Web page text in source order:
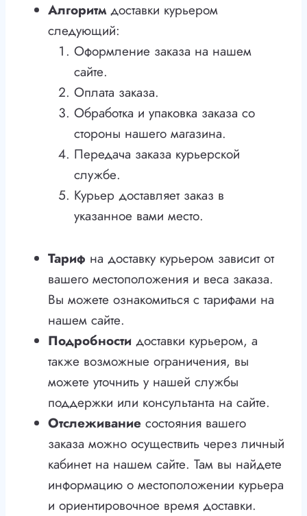
Алгоритмдоставки курьером
следующий:
Оформление заказа на нашем
сайте.
Оплата заказа.
Обработка и упаковка заказа со
стороны нашего магазина.
Передача заказа курьерской
службе.
Курьер доставляет заказ в
указанное вами место.
Тариф на доставку курьером зависит от
вашего местоположения и веса заказа.
Вы можете ознакомиться с тарифами на
нашем сайте.
Подробности доставки курьером, а
также возможные ограничения, вы
можете уточнить у нашей службы
поддержки или консультанта на сайте.
Отслеживание состояния вашего
заказа можно осуществить через личный
кабинет на нашем сайте. Там вы найдете
информацию о местоположении курьера
и ориентировочное время доставки.